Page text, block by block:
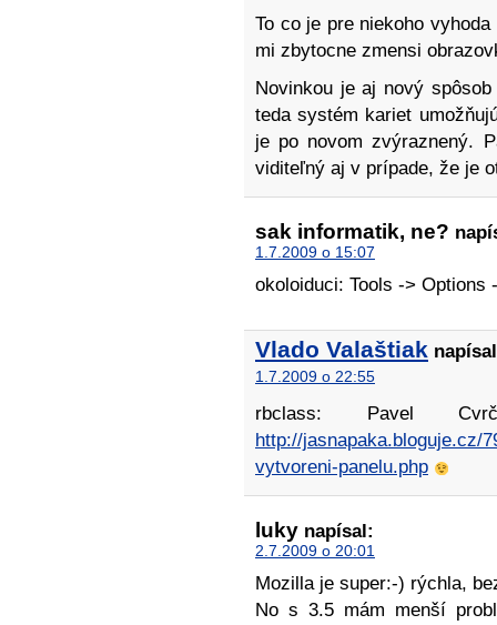
To co je pre niekoho
mi zbytocne zmensi
Novinkou je aj nový
teda systém kariet
je po novom zvýraznený.
viditeľný aj v prípade, že je
sak informatik, ne?
1.7.2009 o 15:07
okoloiduci: Tools -> Options
Vlado Valaštiak
1.7.2009 o 22:55
rbclass: Pavel
http://jasnapaka.bloguje.cz/
vytvoreni-panelu.php
luky napísal:
2.7.2009 o 20:01
Mozilla je super:-) rýchla,
No s 3.5 mám menší